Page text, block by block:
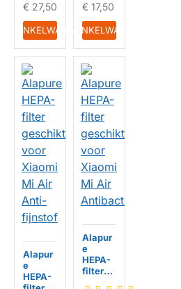
€ 27,50
IN WINKELWAGEN
€ 17,50
IN WINKELWAGEN
Alapur
e
HEPA-
Alapur
e
HEPA-
filter